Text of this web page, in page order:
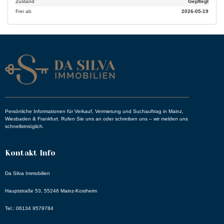
Empfang.
Im Falle eines Fernabsatzvertrages erlischt Ihr Widerrufsrecht vorzeitig, wenn der
beiden Seiten auf Ihrem ausdrücklichen Wunsch vollständig erfüllt ist, bevor Sie Ihr
Zustand
Gepflegt
Frei ab
2026-05-19
Persönliche Informationen für Verkauf, Vermietung und Suchauftrag in Mainz,
Wiesbaden & Frankfurt. Rufen Sie uns an oder schreiben uns – wir melden uns
schnellstmöglich.
Kontakt Info
Da Silva Immobilien
Hauptstraße 53, 55246 Mainz-Kostheim
Tel.: 06134 9579784